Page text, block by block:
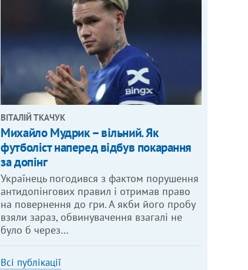
ВІТАЛІЙ ТКАЧУК
Михайло Мудрик – вільний. Як
футболіст наперед відбув покарання
за допінг
Українець погодився з фактом порушення
антидопінгових правил і отримав право
на повернення до гри. А якби його пробу
взяли зараз, обвинувачення взагалі не
було б через…
Всі публікації